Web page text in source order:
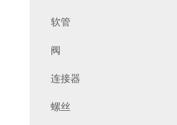
软管
阀
连接器
螺丝